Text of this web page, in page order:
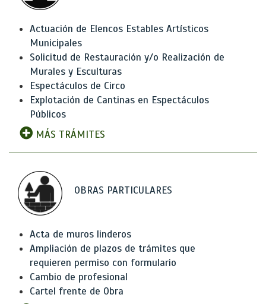
Actuación de Elencos Estables Artísticos
Municipales
Solicitud de Restauración y/o Realización de
Murales y Esculturas
Espectáculos de Circo
Explotación de Cantinas en Espectáculos
Públicos
MÁS TRÁMITES
OBRAS PARTICULARES
Acta de muros linderos
Ampliación de plazos de trámites que
requieren permiso con formulario
Cambio de profesional
Cartel frente de Obra